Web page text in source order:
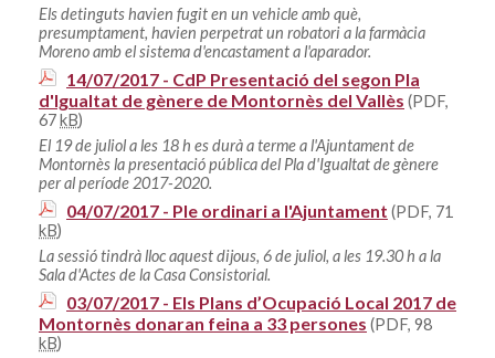
Els detinguts havien fugit en un vehicle amb què,
presumptament, havien perpetrat un robatori a la farmàcia
Moreno amb el sistema d'encastament a l'aparador.
14/07/2017 - CdP Presentació del segon Pla
d'Igualtat de gènere de Montornès del Vallès (PDF,
67kB)
El 19 de juliol a les 18 h es durà a terme a l'Ajuntament de
Montornès la presentació pública del Pla d'Igualtat de gènere
per al període 2017-2020.
04/07/2017 - Ple ordinari a l'Ajuntament (PDF, 71
kB)
La sessió tindrà lloc aquest dijous, 6 de juliol, a les 19.30 h a la
Sala d'Actes de la Casa Consistorial.
03/07/2017 - Els Plans d’Ocupació Local 2017 de
Montornès donaran feina a 33 persones (PDF, 98
kB)